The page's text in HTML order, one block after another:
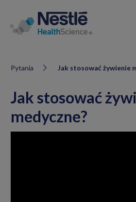
Pytania Jak stosować żywienie
Jak stosować
medyczne?